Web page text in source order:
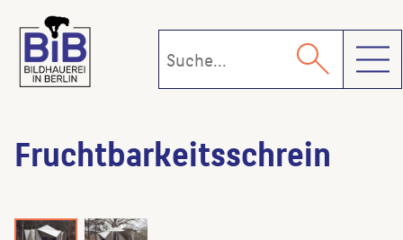
Fruchtbarkeitsschrein